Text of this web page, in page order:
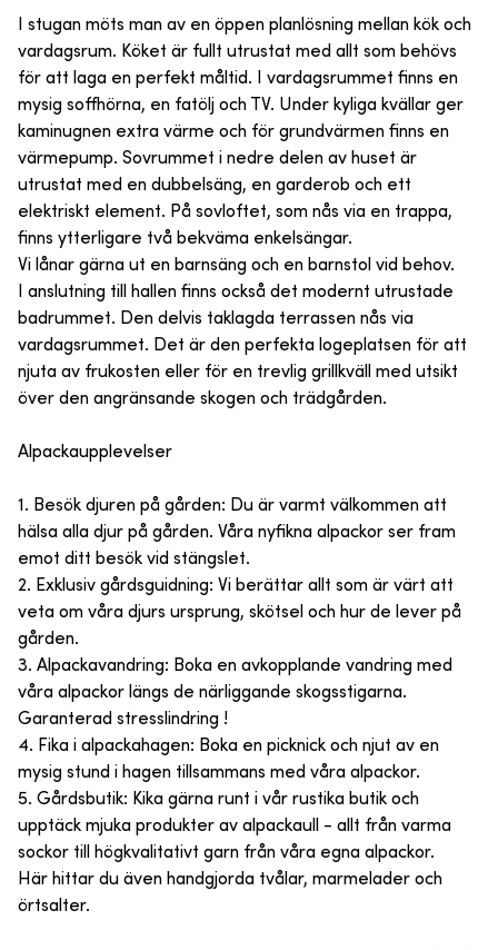
I stugan möts man av en öppen planlösning mellan kök och
vardagsrum. Köket är fullt utrustat med allt som behövs
för att laga en perfekt måltid. I vardagsrummet finns en
mysig soffhörna, en fatölj och TV. Under kyliga kvällar ger
kaminugnen extra värme och för grundvärmen finns en
värmepump. Sovrummet i nedre delen av huset är
utrustat med en dubbelsäng, en garderob och ett
elektriskt element. På sovloftet, som nås via en trappa,
finns ytterligare två bekväma enkelsängar.
Vi lånar gärna ut en barnsäng och en barnstol vid behov.
I anslutning till hallen finns också det modernt utrustade
badrummet. Den delvis taklagda terrassen nås via
vardagsrummet. Det är den perfekta logeplatsen för att
njuta av frukosten eller för en trevlig grillkväll med utsikt
över den angränsande skogen och trädgården.
Alpackaupplevelser
1. Besök djuren på gården: Du är varmt välkommen att
hälsa alla djur på gården. Våra nyfikna alpackor ser fram
emot ditt besök vid stängslet.
2. Exklusiv gårdsguidning: Vi berättar allt som är värt att
veta om våra djurs ursprung, skötsel och hur de lever på
gården.
3. Alpackavandring: Boka en avkopplande vandring med
våra alpackor längs de närliggande skogsstigarna.
Garanterad stresslindring !
4. Fika i alpackahagen: Boka en picknick och njut av en
mysig stund i hagen tillsammans med våra alpackor.
5. Gårdsbutik: Kika gärna runt i vår rustika butik och
upptäck mjuka produkter av alpackaull - allt från varma
sockor till högkvalitativt garn från våra egna alpackor.
Här hittar du även handgjorda tvålar, marmelader och
örtsalter.